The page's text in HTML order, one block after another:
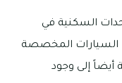
السكنية في
السيارات المخصصة
إلى وجود